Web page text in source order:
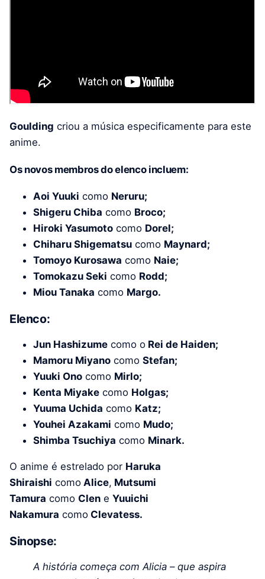
Goulding criou a música especificamente para este
anime.
Os novos membros do elenco incluem:
Aoi Yuuki como Neruru;
Shigeru Chiba como Broco;
Hiroki Yasumoto como Dorel;
Chiharu Shigematsu como Maynard;
Tomoyo Kurosawa como Naie;
Tomokazu Seki como Rodd;
Miou Tanaka como Margo.
Elenco:
Jun Hashizume como o Rei de Haiden;
Mamoru Miyano como Stefan;
Yuuki Ono como Mirlo;
Kenta Miyake como Holgas;
Yuuma Uchida como Katz;
Youhei Azakami como Mudo;
Shimba Tsuchiya como Minark.
O anime é estrelado por Haruka
Shiraishi como Alice, Mutsumi
Tamura como Clen e Yuuichi
Nakamura como Clevatess.
Sinopse:
A história começa com Alicia – que aspira